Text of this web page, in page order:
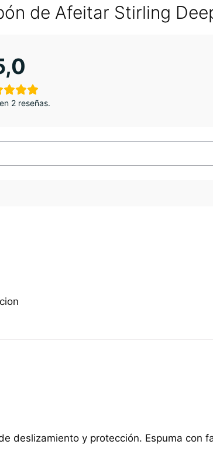
de Afeitar Stirling
2 reseñas.
deslizamiento y protección. Espuma con